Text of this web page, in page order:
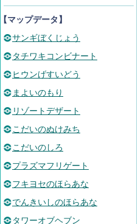
マップデータ】
サンギぼくじょう
タチワキコンビナート
ヒウンげすいどう
まよいのもり
リゾートデザート
こだいのぬけみち
こだいのしろ
プラズマフリゲート
フキヨセのほらあな
でんきいしのほらあな
タワーオブヘブン